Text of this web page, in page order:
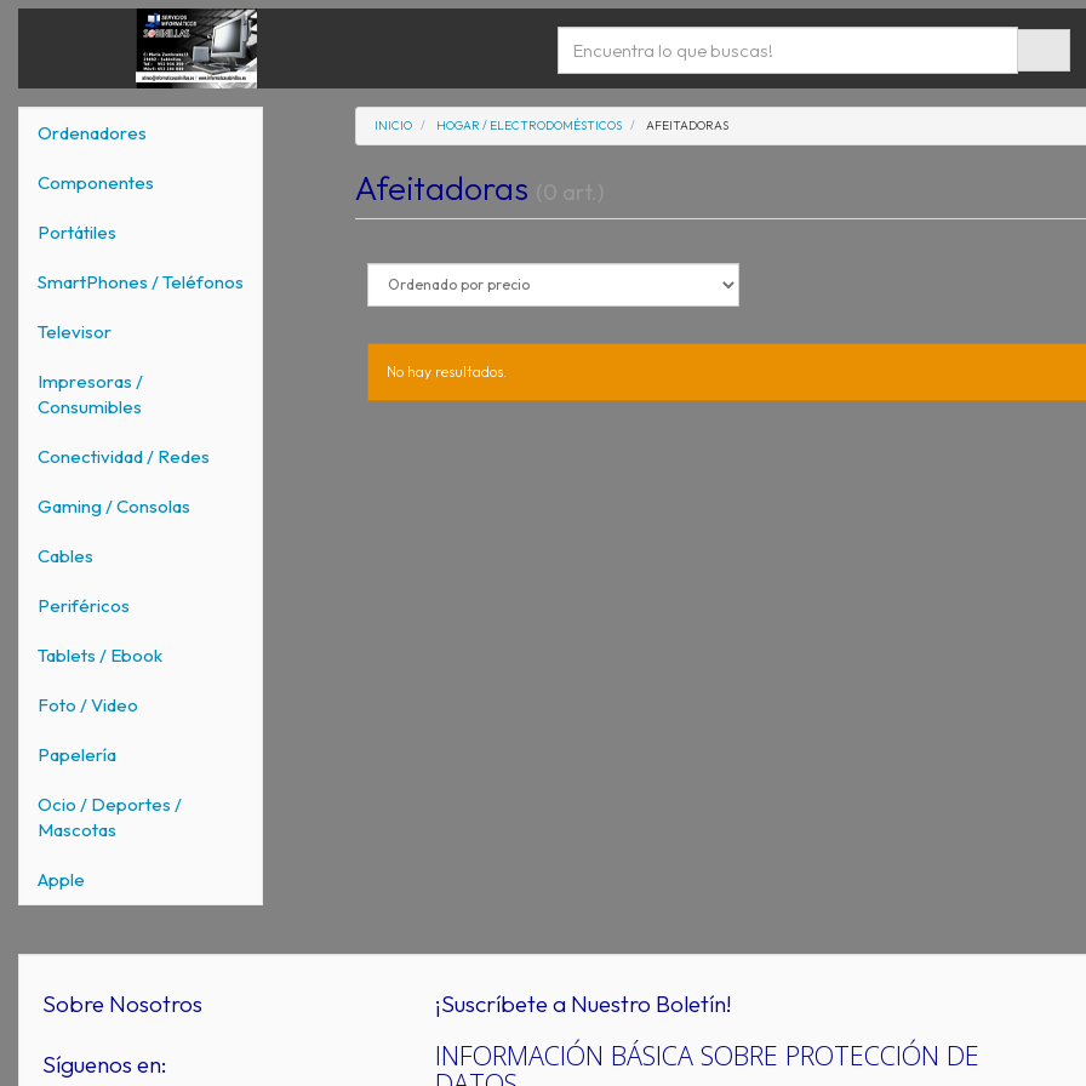
Ordenadores
Componentes
Portátiles
SmartPhones / Teléfonos
Televisor
Impresoras /
Consumibles
Conectividad / Redes
Gaming / Consolas
Cables
Periféricos
Tablets / Ebook
Foto / Video
Papelería
Ocio / Deportes /
Mascotas
Apple
INICIO HOGAR / ELECTRODOMÉSTICOS AFEITADORAS
Afeitadoras
No hay resultados.
Sobre Nosotros
Síguenos en:
¡Suscríbete a Nuestro Boletín!
INFORMACIÓN BÁSICA SOBRE PROTECCIÓN DE